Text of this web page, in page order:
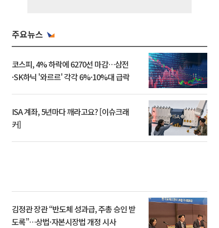
주요뉴스
코스피, 4% 하락에 6270선 마감…삼전
·SK하닉 '와르르' 각각 6%·10%대 급락
ISA 계좌, 5년마다 깨라고요? [이슈크래
커]
김정관 장관 “반도체 성과급, 주총 승인 받
도록”…상법·자본시장법 개정 시사